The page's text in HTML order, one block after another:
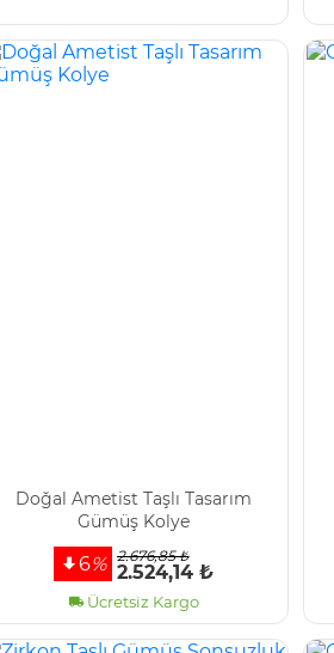
Doğal Ametist Taşlı Tasarım
Gümüş Kolye
6% 2.676,85 ₺
2.524,14 ₺
Ücretsiz Kargo